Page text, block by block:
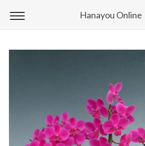
Hanayou Online